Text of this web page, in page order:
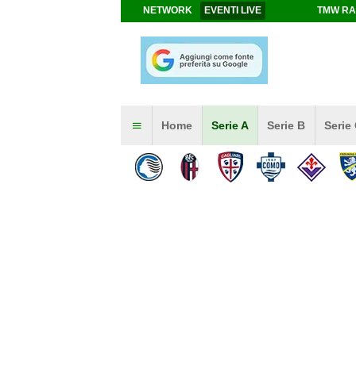
NETWORK EVENTI LIVE TMW
Home Serie A Serie B Serie